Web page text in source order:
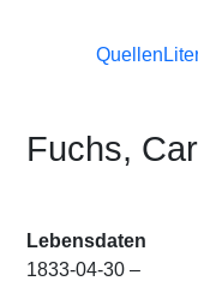
Quellen
Fuchs,
Lebensdaten
1833-04-30 –